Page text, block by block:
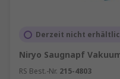
Derzeit nicht
Niryo Saugnapf
RS Best.-Nr. 215-4803